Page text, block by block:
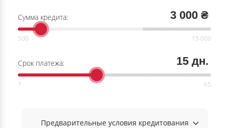
Сумма кредита: 3 000 ₴
Срок платежа: 15 дн.
Предварительные условия кредитования